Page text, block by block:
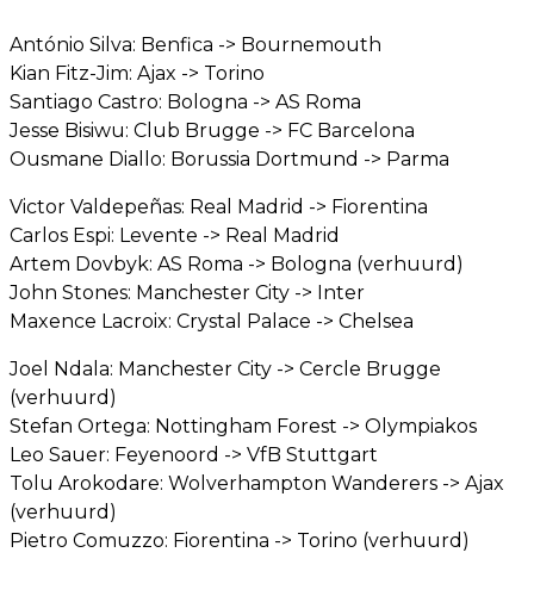
António Silva: Benfica -> Bournemouth
Kian Fitz-Jim: Ajax -> Torino
Santiago Castro: Bologna -> AS Roma
Jesse Bisiwu: Club Brugge -> FC Barcelona
Ousmane Diallo: Borussia Dortmund -> Parma
Victor Valdepeñas: Real Madrid -> Fiorentina
Carlos Espi: Levente -> Real Madrid
Artem Dovbyk: AS Roma -> Bologna (verhuurd)
John Stones: Manchester City -> Inter
Maxence Lacroix: Crystal Palace -> Chelsea
Joel Ndala: Manchester City -> Cercle Brugge
(verhuurd)
Stefan Ortega: Nottingham Forest -> Olympiakos
Leo Sauer: Feyenoord -> VfB Stuttgart
Tolu Arokodare: Wolverhampton Wanderers -> Ajax
(verhuurd)
Pietro Comuzzo: Fiorentina -> Torino (verhuurd)